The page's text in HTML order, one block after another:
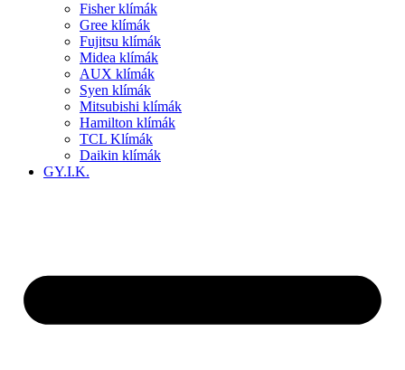
Fisher klímák
Gree klímák
Fujitsu klímák
Midea klímák
AUX klímák
Syen klímák
Mitsubishi klímák
Hamilton klímák
TCL Klímák
Daikin klímák
GY.I.K.